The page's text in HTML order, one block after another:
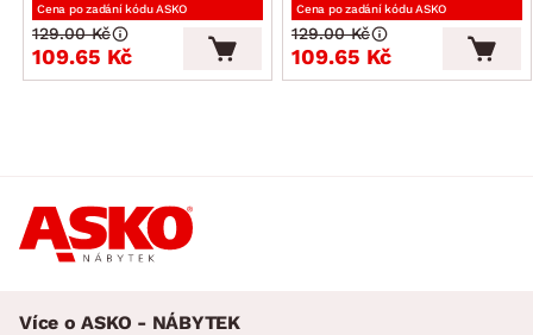
Cena po zadání kódu ASKO
109.65 Kč
129.00 Kč
Cena po zadání kódu ASKO
109.65 Kč
129.00 Kč
Více o ASKO - NÁBYTEK